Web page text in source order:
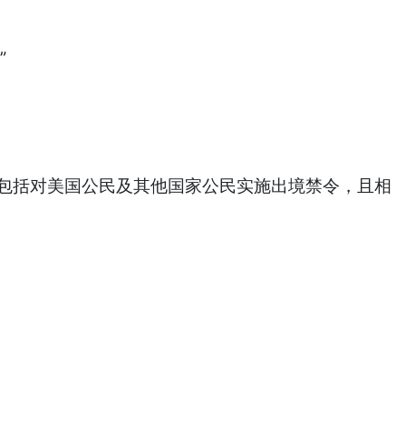
括对美国公民及其他国家公民实施出境禁令，且相